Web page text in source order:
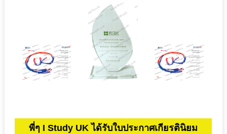
พี่ๆ I Study UK ได้รับใบประกาศเกียรตินิยม